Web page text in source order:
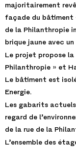
majoritairement
façade du bâtiment
de la Philanthropie
brique jaune avec
Le projet propose la
Philanthropie » et
Le bâtiment est
Energie.
Les gabarits
regard de
de la rue de la
L’ensemble des